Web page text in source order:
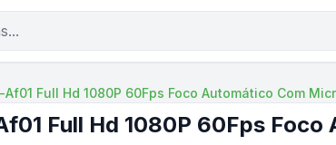
Full Hd 1080P 60Fps Foco Automático Com
Full Hd 1080P 60Fps Foco